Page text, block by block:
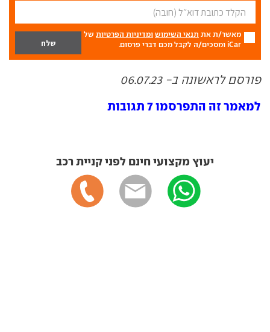
מאשר/ת את תנאי השימוש ומדיניות הפרטיות של
iCar ומסכים/ה לקבל מכם דברי פרסום.
פורסם לראשונה ב- 06.07.23
למאמר זה התפרסמו 7 תגובות
יעוץ מקצועי חינם לפני קניית רכב